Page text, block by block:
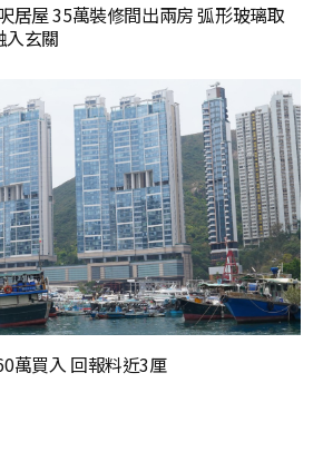
居屋 35萬裝修間出兩房 弧形玻璃取
入玄關
萬買入 回報料近3厘